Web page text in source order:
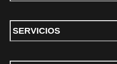
SERVICIOS